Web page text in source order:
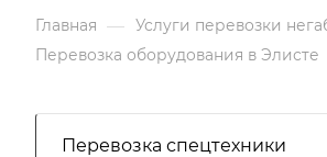
Главная — Услуги перевозки
Перевозка оборудования в Элисте
Перевозка спецтехники